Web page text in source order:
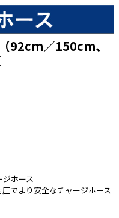
92cm／150cm、
ホース
でより安全なチャージホース